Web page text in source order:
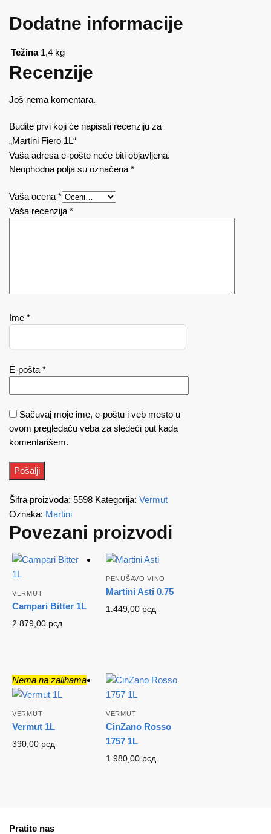
Dodatne informacije
Težina 1,4 kg
Recenzije
Još nema komentara.
Budite prvi koji će napisati recenziju za
„Martini Fiero 1L“
Vaša adresa e-pošte neće biti objavljena.
Neophodna polja su označena *
Vaša ocena *
Vaša recenzija *
Ime *
E-pošta *
Sačuvaj moje ime, e-poštu i veb mesto u
ovom pregledaču veba za sledeći put kada
komentarišem.
Šifra proizvoda: 5598 Kategorija: Vermut
Oznaka: Martini
Povezani proizvodi
VERMUT
Campari Bitter 1L
2.879,00 рсд
PENUŠAVO VINO
Martini Asti 0.75
1.449,00 рсд
Nema na zalihama
VERMUT
Vermut 1L
390,00 рсд
VERMUT
CinZano Rosso
1757 1L
1.980,00 рсд
Pratite nas